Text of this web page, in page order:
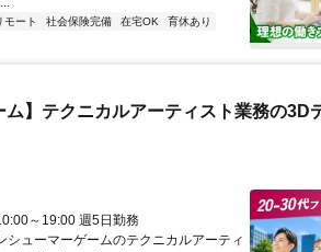
モート 社会保険完備 在宅OK
育休あり
ム】テクニカルアーティスト業務の3D
～19:00 週5日勤務
ューマーゲームのテクニカルアーティ